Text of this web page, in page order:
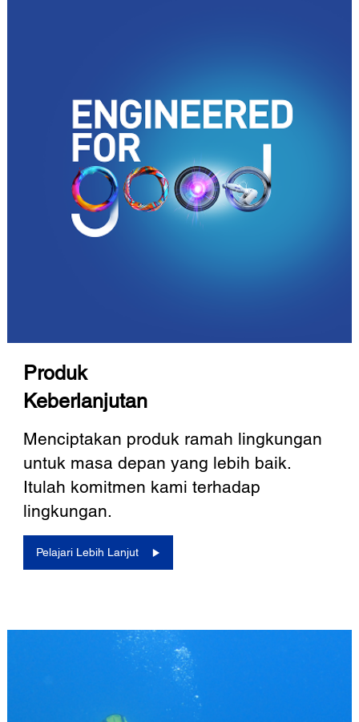
Produk
Keberlanjutan
Menciptakan produk ramah lingkungan
untuk masa depan yang lebih baik.
Itulah komitmen kami terhadap
lingkungan.
Pelajari Lebih Lanjut